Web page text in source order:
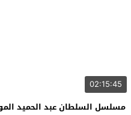
02:15:45
مسلسل السلطان عبد الحميد